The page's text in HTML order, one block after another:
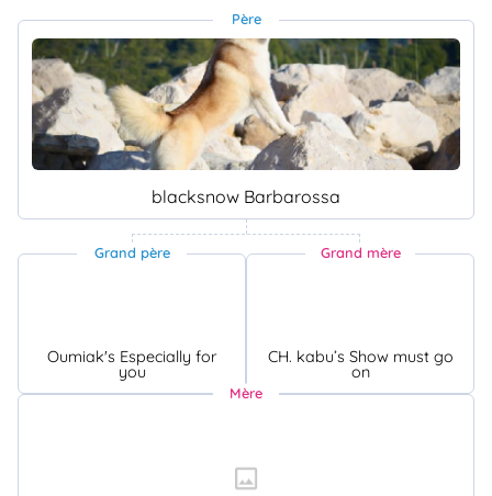
Père
blacksnow Barbarossa
Grand père
Oumiak's Especially for
you
Grand mère
CH. kabu’s Show must go
on
Mère